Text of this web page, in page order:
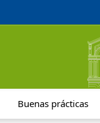
Buenas prácticas